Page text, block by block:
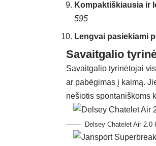
Kompaktiškiausia ir
595
Lengvai pasiekiami
Savaitgalio
Savaitgalio tyrinėtojai
ar pabėgimas į kaimą.
nešiotis spontaniškoms
Delsey Chatelet Air 2.0